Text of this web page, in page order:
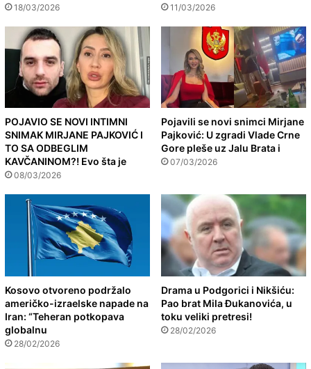
18/03/2026 11/03/2026
POJAVIO SE NOVI INTIMNI
SNIMAK MIRJANE PAJKOVIĆ I
TO SA ODBEGLIM
KAVČANINOM?! Evo šta je
08/03/2026
Pojavili se novi snimci Mirjane
Pajković: U zgradi Vlade Crne
Gore pleše uz Jalu Brata i
07/03/2026
Kosovo otvoreno podržalo
američko-izraelske napade na
Iran: “Teheran potkopava
globalnu
28/02/2026
Drama u Podgorici i Nikšiću:
Pao brat Mila Đukanovića, u
toku veliki pretresi!
28/02/2026